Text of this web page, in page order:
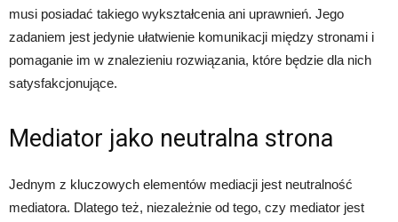
musi posiadać takiego wykształcenia ani uprawnień. Jego
zadaniem jest jedynie ułatwienie komunikacji między stronami i
pomaganie im w znalezieniu rozwiązania, które będzie dla nich
satysfakcjonujące.
Mediator jako neutralna strona
Jednym z kluczowych elementów mediacji jest neutralność
mediatora. Dlatego też, niezależnie od tego, czy mediator jest